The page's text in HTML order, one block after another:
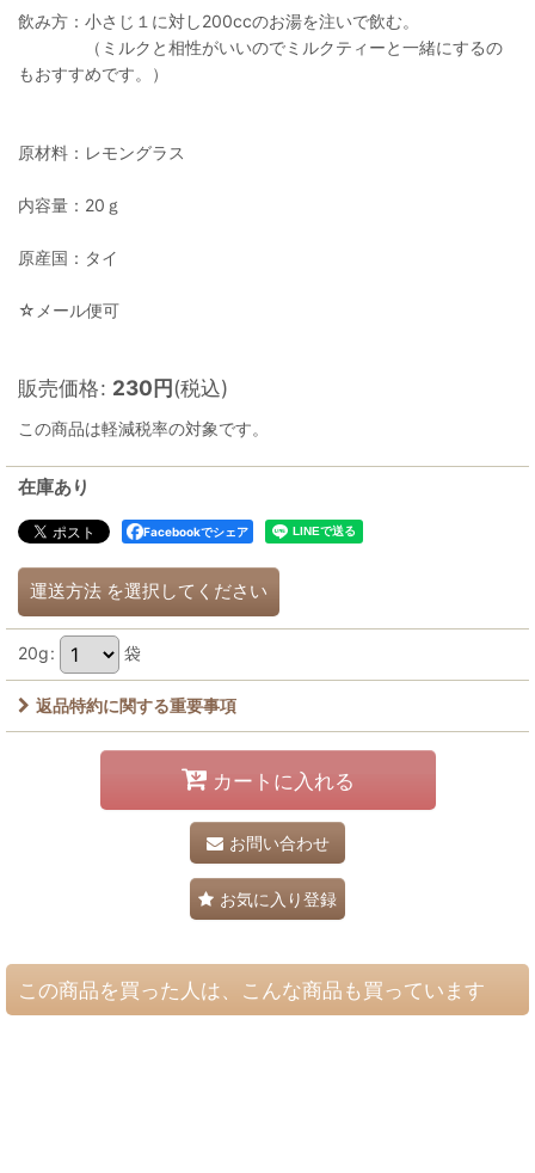
飲み方：小さじ１に対し200ccのお湯を注いで飲む。
（ミルクと相性がいいのでミルクティーと一緒にするの
もおすすめです。）
原材料：レモングラス
内容量：20ｇ
原産国：タイ
☆メール便可
販売価格: 230円(税込)
この商品は軽減税率の対象です。
在庫あり
Facebookでシェア
運送方法 を選択してください
20g: 袋
返品特約に関する重要事項
カートに入れる
お問い合わせ
お気に入り登録
この商品を買った人は、こんな商品も買っています